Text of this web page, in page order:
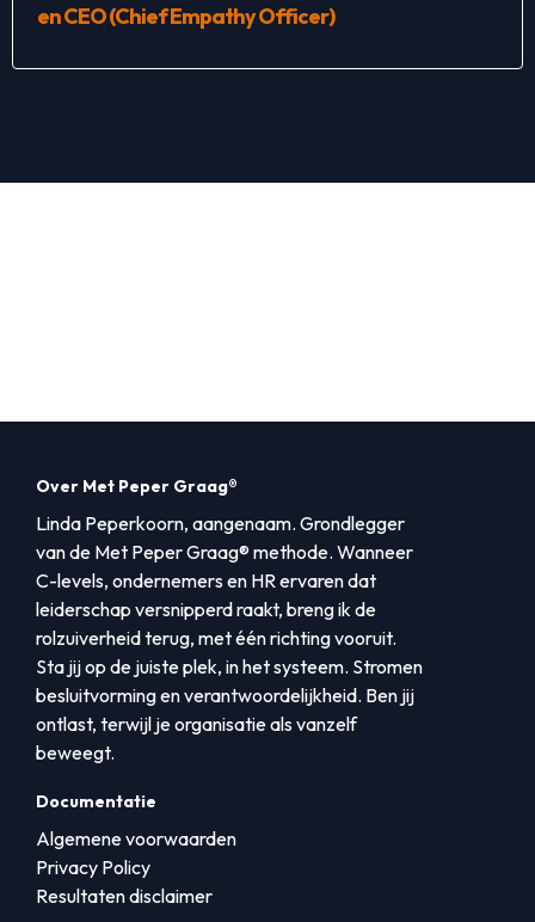
en CEO (Chief Empathy Officer)
Over Met Peper Graag®
Linda Peperkoorn, aangenaam. Grondlegger
van de Met Peper Graag® methode. Wanneer
C-levels, ondernemers en HR ervaren dat
leiderschap versnipperd raakt, breng ik de
rolzuiverheid terug, met één richting vooruit.
Sta jij op de juiste plek, in het systeem. Stromen
besluitvorming en verantwoordelijkheid. Ben jij
ontlast, terwijl je organisatie als vanzelf
beweegt.
Documentatie
Algemene voorwaarden
Privacy Policy
Resultaten disclaimer